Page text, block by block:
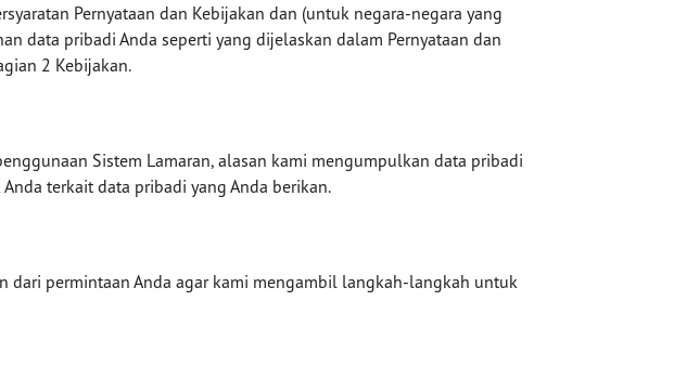
Pernyataan dan Kebijakan dan (untuk negara-negara yang
data pribadi Anda seperti yang dijelaskan dalam Pernyataan dan
2 Kebijakan.
Sistem Lamaran, alasan kami mengumpulkan data pribadi
terkait data pribadi yang Anda berikan.
dari permintaan Anda agar kami mengambil langkah-langkah untuk